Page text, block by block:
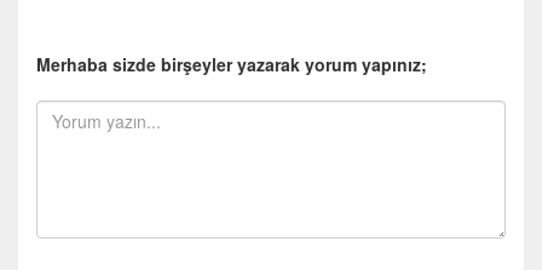
Merhaba sizde birşeyler yazarak yorum yapınız;